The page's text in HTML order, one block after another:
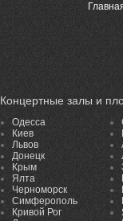
Концертные залы и
Одесса
Киев
Львов
Донецк
Крым
Ялта
Черноморск
Симферополь
Кривой Рог